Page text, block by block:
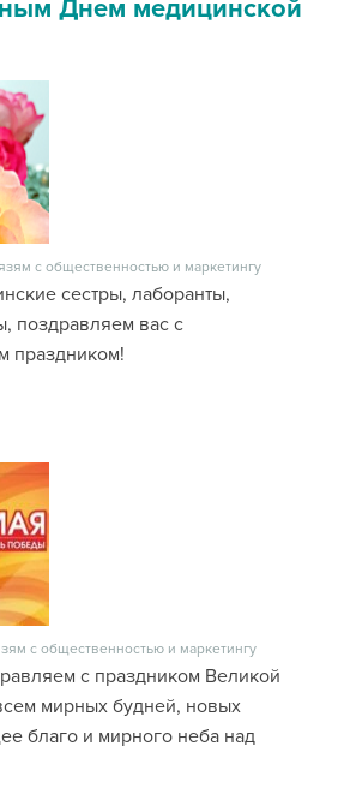
Днем медицинской
с общественностью и маркетингу
сестры, лаборанты,
поздравляем вас с
праздником!
с общественностью и маркетингу
с праздником Великой
мирных будней, новых
благо и мирного неба над